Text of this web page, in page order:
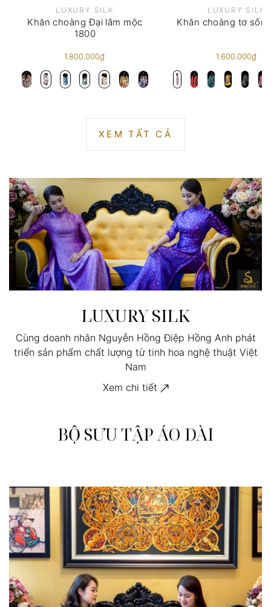
LUXURY SILK
Khăn choàng Đại lâm mộc
1800
1.800.000₫
LUXURY SILK
Khăn choàng tơ
1.600.000₫
XEM TẤT CẢ
LUXURY SILK
Cùng doanh nhân Nguyễn Hồng Điệp Hồng Anh phát
triển sản phẩm chất lượng từ tinh hoa nghệ thuật Việt
Nam
Xem chi tiết
BỘ SƯU TẬP ÁO DÀI